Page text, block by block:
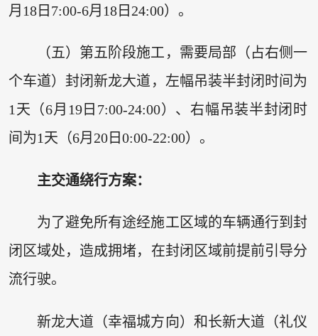
月18日7:00-6月18日24:00）。
（五）第五阶段施工，需要局部（占右侧一
个车道）封闭新龙大道，左幅吊装半封闭时间为
1天（6月19日7:00-24:00）、右幅吊装半封闭时
间为1天（6月20日0:00-22:00）。
主交通绕行方案：
为了避免所有途经施工区域的车辆通行到封
闭区域处，造成拥堵，在封闭区域前提前引导分
流行驶。
新龙大道（幸福城方向）和长新大道（礼仪